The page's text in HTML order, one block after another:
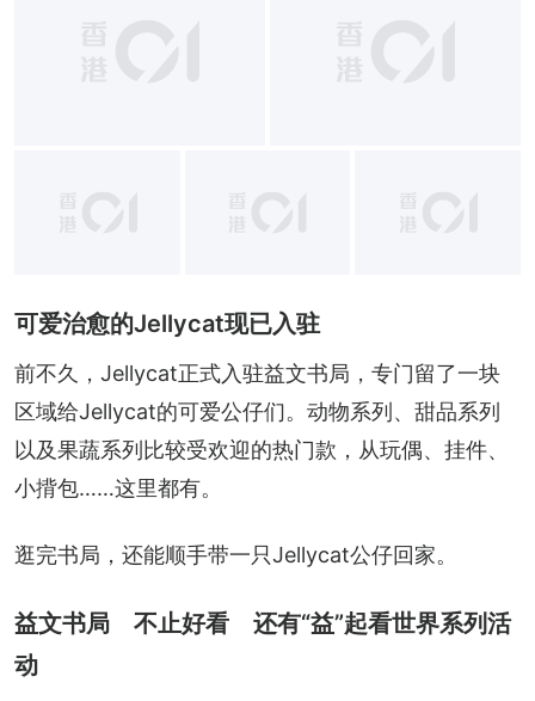
可爱治愈的Jellycat现已入驻
前不久，Jellycat正式入驻益文书局，专门留了一块
区域给Jellycat的可爱公仔们。动物系列、甜品系列
以及果蔬系列比较受欢迎的热门款，从玩偶、挂件、
小揹包……这里都有。
逛完书局，还能顺手带一只Jellycat公仔回家。
益文书局 不止好看 还有“益”起看世界系列活
动